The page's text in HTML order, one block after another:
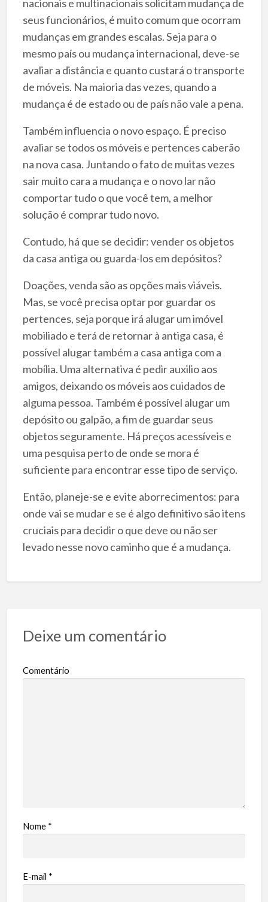
nacionais e multinacionais solicitam mudança de
seus funcionários, é muito comum que ocorram
mudanças em grandes escalas. Seja para o
mesmo país ou mudança internacional, deve-se
avaliar a distância e quanto custará o transporte
de móveis. Na maioria das vezes, quando a
mudança é de estado ou de país não vale a pena.
Também influencia o novo espaço. É preciso
avaliar se todos os móveis e pertences caberão
na nova casa. Juntando o fato de muitas vezes
sair muito cara a mudança e o novo lar não
comportar tudo o que você tem, a melhor
solução é comprar tudo novo.
Contudo, há que se decidir: vender os objetos
da casa antiga ou guarda-los em depósitos?
Doações, venda são as opções mais viáveis.
Mas, se você precisa optar por guardar os
pertences, seja porque irá alugar um imóvel
mobiliado e terá de retornar à antiga casa, é
possível alugar também a casa antiga com a
mobília. Uma alternativa é pedir auxilio aos
amigos, deixando os móveis aos cuidados de
alguma pessoa. Também é possível alugar um
depósito ou galpão, a fim de guardar seus
objetos seguramente. Há preços acessíveis e
uma pesquisa perto de onde se mora é
suficiente para encontrar esse tipo de serviço.
Então, planeje-se e evite aborrecimentos: para
onde vai se mudar e se é algo definitivo são itens
cruciais para decidir o que deve ou não ser
levado nesse novo caminho que é a mudança.
Deixe um comentário
Comentário
Nome *
E-mail *